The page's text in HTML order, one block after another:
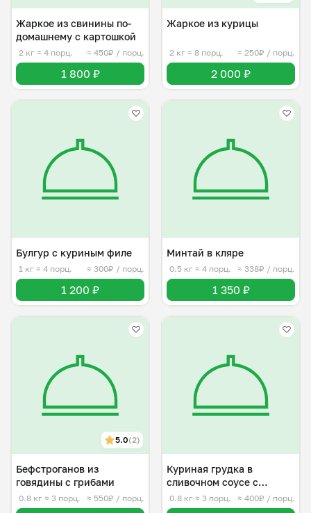
Жаркое из свинины по-
домашнему с картошкой
2 кг ≈ 4 порц. ≈ 450₽ / порц.
1 800 ₽
Жаркое из курицы
2 кг ≈ 8 порц. ≈ 250₽ / порц.
2 000 ₽
Булгур с куриным филе
1 кг ≈ 4 порц. ≈ 300₽ / порц.
1 200 ₽
Минтай в кляре
0.5 кг ≈ 4 порц. ≈ 338₽ / порц.
1 350 ₽
5.0(2)
Бефстроганов из
говядины с грибами
0.8 кг ≈ 3 порц. ≈ 550₽ / порц.
Куриная грудка в
сливочном соусе с
грибами
0.8 кг ≈ 3 порц. ≈ 400₽ / порц.